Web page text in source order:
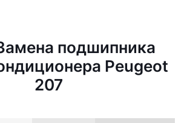
подшипника
Peugeot
207